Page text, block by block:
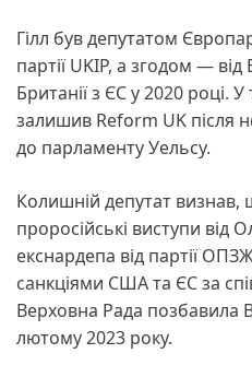
Гілл був депутатом
партії UKIP, а згодом —
Британії з ЄС у 2020 році. У
залишив Reform UK після
до парламенту Уельсу.
Колишній депутат визнав,
проросійські виступи від
екснардепа від партії
санкціями США та ЄС за
Верховна Рада позбавила
лютому 2023 року.